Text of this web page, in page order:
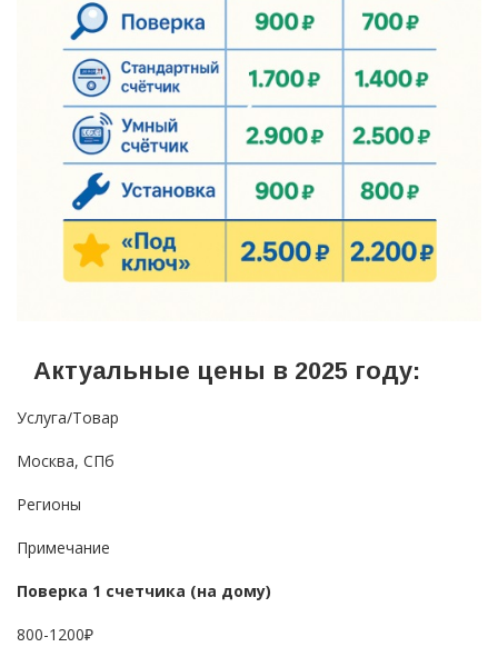
Актуальные цены в 2025 году:
Услуга/Товар
Москва, СПб
Регионы
Примечание
Поверка 1 счетчика (на дому)
800-1200₽